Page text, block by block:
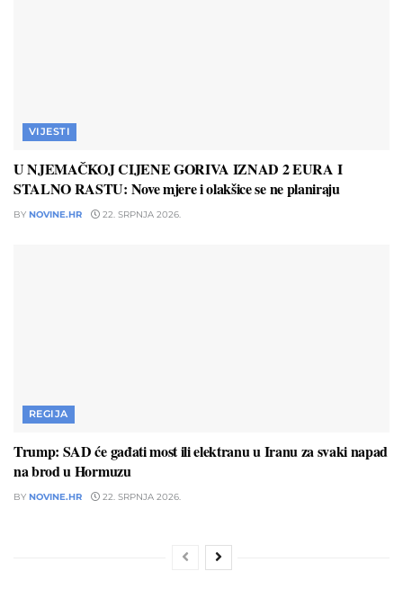
VIJESTI
U NJEMAČKOJ CIJENE GORIVA IZNAD 2 EURA I
STALNO RASTU: Nove mjere i olakšice se ne planiraju
BY NOVINE.HR 22. SRPNJA 2026.
REGIJA
Trump: SAD će gađati most ili elektranu u Iranu za svaki napad
na brod u Hormuzu
BY NOVINE.HR 22. SRPNJA 2026.